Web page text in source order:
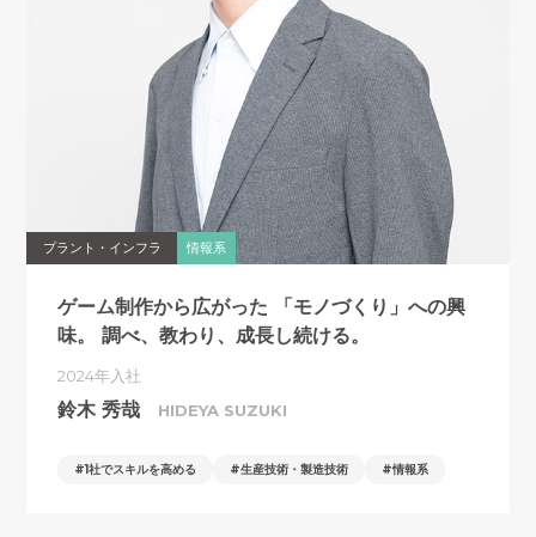
プラント・インフラ 情報系
ゲーム制作から広がった 「モノづくり」への興
味。
調べ、教わり、成長し続ける。
2024年入社
鈴木 秀哉 HIDEYA SUZUKI
1社でスキルを高める 生産技術・製造技術 情報系